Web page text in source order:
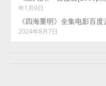
年1月9日
《四海重明》全集电影百
2024年8月7日